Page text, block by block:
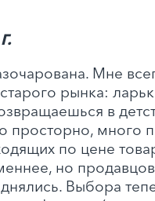
Мне
рынка:
в
просторно, много
по цене
но
Выбора